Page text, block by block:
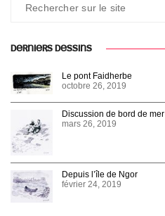
DERNIERS DESSINS
Le pont Faidherbe
octobre 26, 2019
Discussion de bord de mer
mars 26, 2019
Depuis l’île de Ngor
février 24, 2019